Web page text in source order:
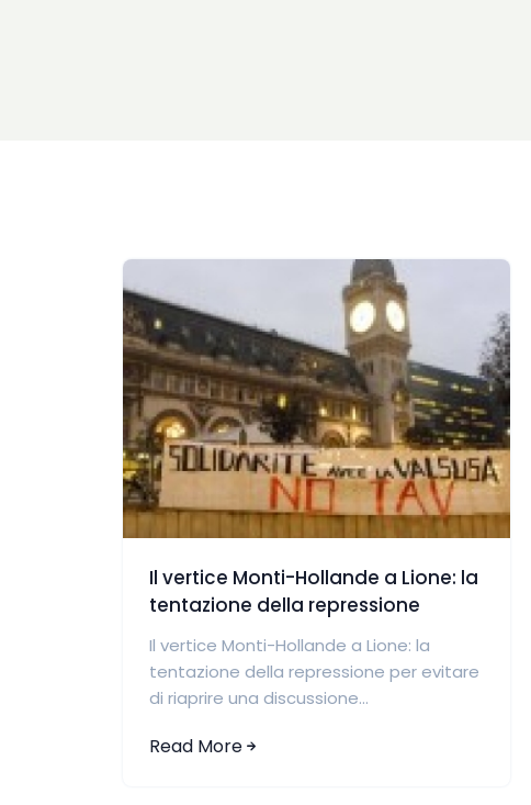
Il vertice Monti-Hollande a Lione: la
tentazione della repressione
Il vertice Monti-Hollande a Lione: la
tentazione della repressione per evitare
di riaprire una discussione...
Read More